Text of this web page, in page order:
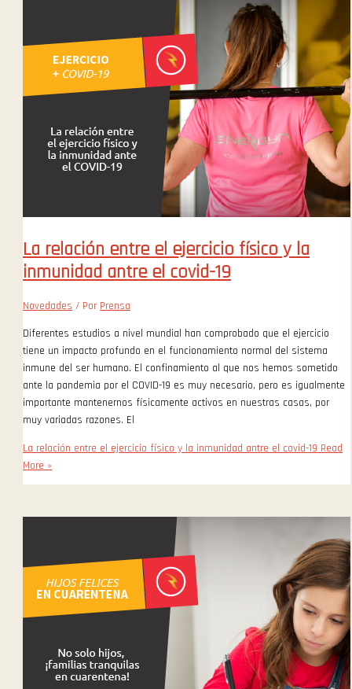
La relación entre el ejercicio físico y la
inmunidad antre el covid-19
Novedades / Por Prensa
Diferentes estudios a nivel mundial han comprobado que el ejercicio
tiene un impacto profundo en el funcionamiento normal del sistema
inmune del ser humano. El confinamiento al que nos hemos sometido
ante la pandemia por el COVID-19 es muy necesario, pero es igualmente
importante mantenernos físicamente activos en nuestras casas, por
muy variadas razones. El
La relación entre el ejercicio físico y la inmunidad antre el covid-19 Read
More »